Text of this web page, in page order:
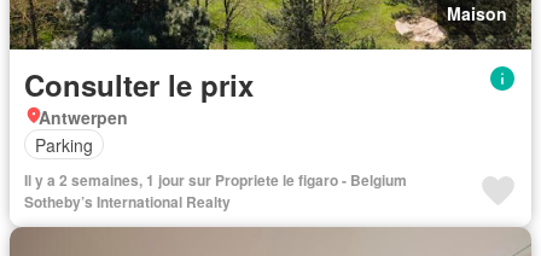
Maison
Consulter le prix
Antwerpen
Parking
Il y a 2 semaines, 1 jour sur Propriete le figaro - Belgium
Sotheby’s International Realty